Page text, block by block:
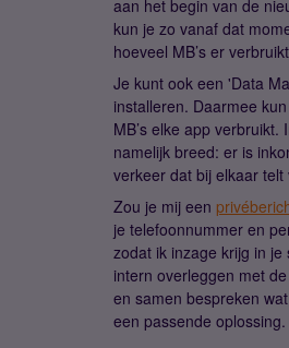
aan het begin van de
kun je zo vanaf dat
hoeveel MB’s er
Je kunt ook een 'Data
installeren. Daarmee
MB’s elke app verbruikt.
namelijk breed: er is
verkeer dat bij elkaar
Zou je mij een
je telefoonnummer en
zodat ik inzage krijg in
intern overleggen met
en samen bespreken
een passende oplossing.